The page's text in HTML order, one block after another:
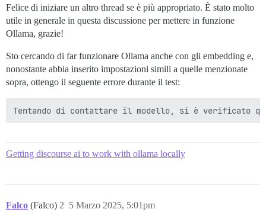
Felice di iniziare un altro thread se è più appropriato. È stato molto
utile in generale in questa discussione per mettere in funzione
Ollama, grazie!
Sto cercando di far funzionare Ollama anche con gli embedding e,
nonostante abbia inserito impostazioni simili a quelle menzionate
sopra, ottengo il seguente errore durante il test:
Getting discourse ai to work with ollama locally
Falco (Falco) 5 Marzo 2025, 5:01pm
2